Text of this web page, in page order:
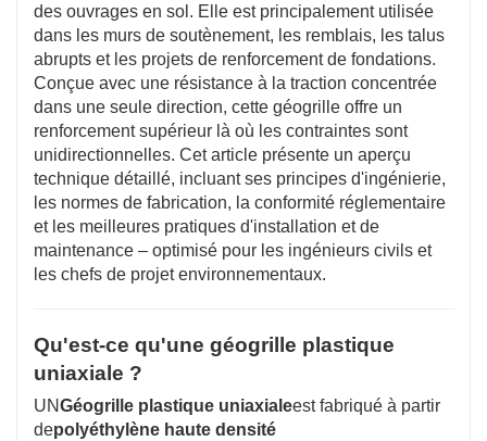
des ouvrages en sol. Elle est principalement utilisée
dans les murs de soutènement, les remblais, les talus
abrupts et les projets de renforcement de fondations.
Conçue avec une résistance à la traction concentrée
dans une seule direction, cette géogrille offre un
renforcement supérieur là où les contraintes sont
unidirectionnelles. Cet article présente un aperçu
technique détaillé, incluant ses principes d'ingénierie,
les normes de fabrication, la conformité réglementaire
et les meilleures pratiques d'installation et de
maintenance – optimisé pour les ingénieurs civils et
les chefs de projet environnementaux.
Qu'est-ce qu'une géogrille plastique
uniaxiale ?
UNGéogrille plastique uniaxialeest fabriqué à partir
depolyéthylène haute densité